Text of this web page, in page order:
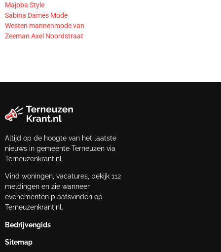
Majoba Style
Sabina Dames Mode
Westen mannenmode van
Zeeman Axel Noordstraat
Altijd op de hoogte van het laatste
nieuws in gemeente Terneuzen via
Terneuzenkrant.nl.
Vind woningen, vacatures, bekijk 112
meldingen en zie wanneer
evenementen plaatsvinden op
Terneuzenkrant.nl.
Bedrijvengids
Sitemap